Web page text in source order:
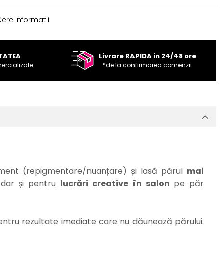
informatii
Livrare RAPIDA in 24/48 ore
*de la confirmarea comenzii
(repigmentare/nuanțare) și lasă părul mai
și pentru lucrări creative în salon pe păr
rezultate imediate care nu dăunează părului.